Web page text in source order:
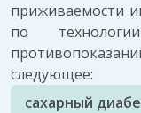
приживаемости
по
следующее:
сахарный